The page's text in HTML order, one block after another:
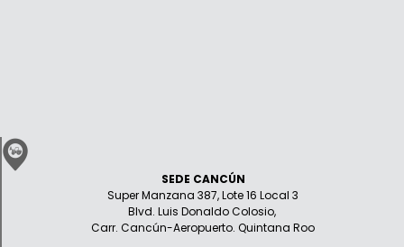
SEDE CANCÚN
Super Manzana 387, Lote 16 Local 3
Blvd. Luis Donaldo Colosio,
Carr. Cancún-Aeropuerto. Quintana Roo